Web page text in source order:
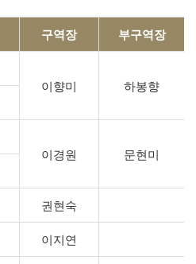
구역장
부구역장
이향미
하봉향
이경원
문현미
권현숙
이지연